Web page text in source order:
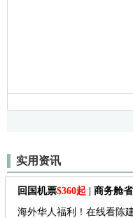
实用资讯
回国机票$360起 | 商务舱省
海外华人福利！在线看陈